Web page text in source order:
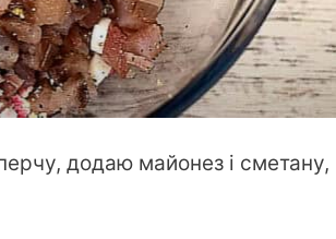
додаю майонез і сметану,